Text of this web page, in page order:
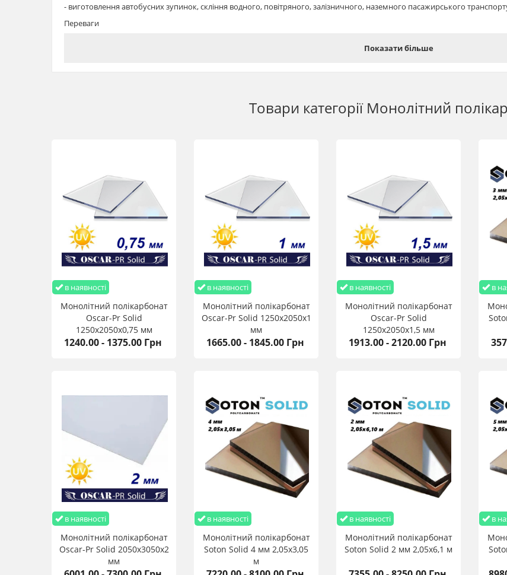
- виготовлення автобусних зупинок, скління водного, повітряного, залізничного, наземного пасажирського
Переваги
Полікарбонатний лист має ударну в'язкість, яка в 250 разів перевершує ударну в'язкість звичайного скла і в 10 разів -
- Полікарбонатні монолітні листи торгової марки Oscar-Pr Solid мають поверхню із нанесеним захисним шаром від
- Полікарбонатні листи торгової марки Oscar-Pr Solid – важкозаймистий матеріал, що самозагасає. Його температура
спалахує, а плавиться, але за відсутності постійних зовнішніх джерел високої температури плавлення швидко
- Легкі в обігу та монтажі полікарбонатні листи торгової марки Oscar-Pr Solid можуть бути точно та легко розрізані з
ножівкою по металу, ручною пилкою, циркулярною пилкою, лобзиком.
Монолітний полікарбонат Оскар Преміум 4 мм 2,05х3,05 м купити оптом та в роздріб з доставкою по Україні
Показати більше
Товари категорії Монолітний
в наявності
Монолітний полікарбонат
Oscar-Pr Solid
1250х2050х0,75 мм
1240.00 - 1375.00 Грн
в наявності
Монолітний полікарбонат
Oscar-Pr Solid 1250х2050х1
мм
1665.00 - 1845.00 Грн
в наявності
Монолітний полікарбонат
Oscar-Pr Solid
1250х2050х1,5 мм
1913.00 - 2120.00 Грн
в
в наявності
Монолітний полікарбонат
Oscar-Pr Solid 2050х3050х2
мм
в наявності
Монолітний полікарбонат
Soton Solid 4 мм 2,05х3,05
м
в наявності
Монолітний полікарбонат
Soton Solid 2 мм 2,05х6,1 м
в